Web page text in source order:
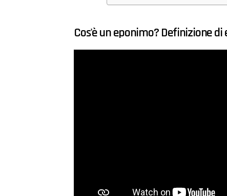
Cos'è un eponimo? Definizione